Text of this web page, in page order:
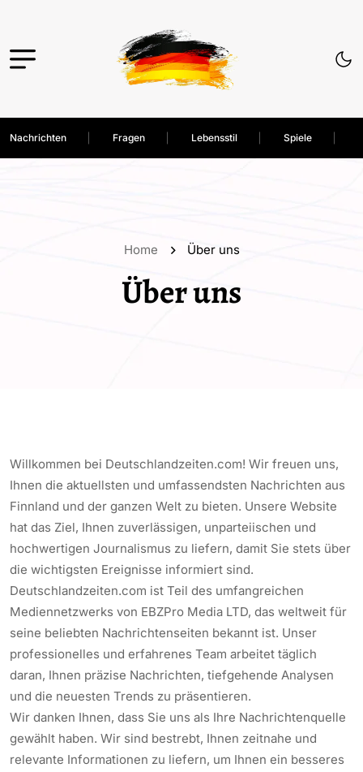
Nachrichten Fragen Lebensstil Spiele
Home Über uns
Über uns
Willkommen bei Deutschlandzeiten.com! Wir freuen uns,
Ihnen die aktuellsten und umfassendsten Nachrichten aus
Finnland und der ganzen Welt zu bieten. Unsere Website
hat das Ziel, Ihnen zuverlässigen, unparteiischen und
hochwertigen Journalismus zu liefern, damit Sie stets über
die wichtigsten Ereignisse informiert sind.
Deutschlandzeiten.com ist Teil des umfangreichen
Mediennetzwerks von EBZPro Media LTD, das weltweit für
seine beliebten Nachrichtenseiten bekannt ist. Unser
professionelles und erfahrenes Team arbeitet täglich
daran, Ihnen präzise Nachrichten, tiefgehende Analysen
und die neuesten Trends zu präsentieren.
Wir danken Ihnen, dass Sie uns als Ihre Nachrichtenquelle
gewählt haben. Wir sind bestrebt, Ihnen zeitnahe und
relevante Informationen zu liefern, um Ihnen ein besseres